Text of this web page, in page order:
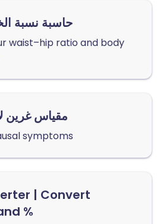
حاسبة نسبة
waist–hip ratio and body
مقياس غرين
symptoms
| Convert
%